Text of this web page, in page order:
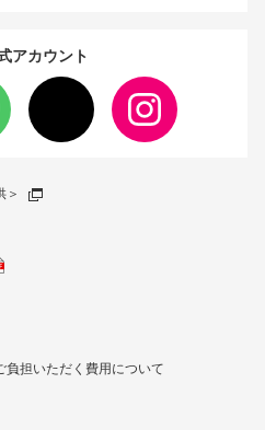
アカウント
＞
負担いただく費用について